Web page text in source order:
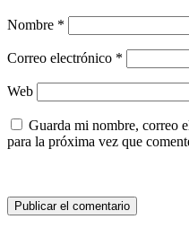
Nombre *
Correo electrónico *
Web
Guarda mi nombre, correo
para la próxima vez que